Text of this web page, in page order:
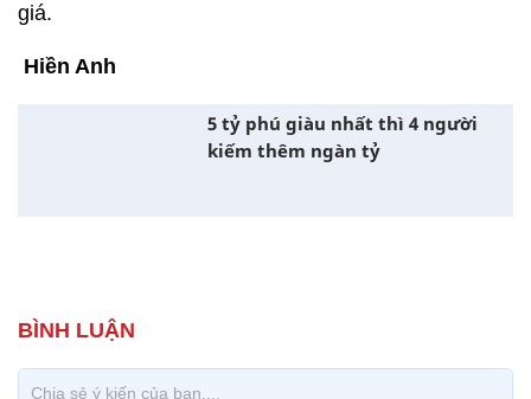
giá.
Hiền Anh
5 tỷ phú giàu nhất thì 4 người
kiếm thêm ngàn tỷ